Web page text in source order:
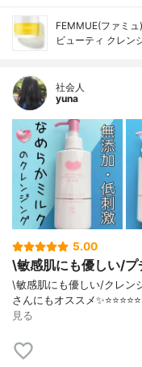
FEMMUE(ファミュ)
ビューティ クレン
社会人
yuna
5.00
\敏感肌にも優しい/
\敏感肌にも優しい/クレン
さんにもオススメ
見る